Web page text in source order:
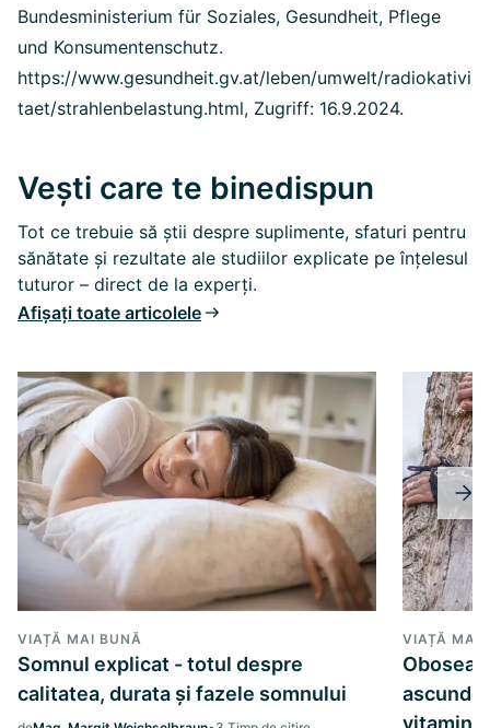
Bundesministerium für Soziales, Gesundheit, Pflege
und Konsumentenschutz.
https://www.gesundheit.gv.at/leben/umwelt/radiokativi
taet/strahlenbelastung.html, Zugriff: 16.9.2024.
Vești care te binedispun
Tot ce trebuie să știi despre suplimente, sfaturi pentru
sănătate și rezultate ale studiilor explicate pe înțelesul
tuturor – direct de la experți.
Afișați toate articolele
VIAȚĂ MAI BUNĂ
Somnul explicat - totul despre
calitatea, durata și fazele somnului
VIAȚĂ MAI
ascunde
vitamine